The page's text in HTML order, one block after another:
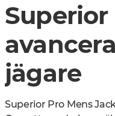
Superior
jägare
Superior Pro Mens